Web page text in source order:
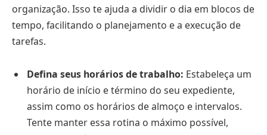
organização. Isso te ajuda a dividir o dia em blocos de
tempo, facilitando o planejamento e a execução de
tarefas.
Defina seus horários de trabalho: Estabeleça um
horário de início e término do seu expediente,
assim como os horários de almoço e intervalos.
Tente manter essa rotina o máximo possível,